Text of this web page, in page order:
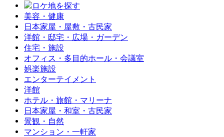
ロケ地を探す
美容・健康
日本家屋・屋敷・古民家
洋館・邸宅・広場・ガーデン
住宅・施設
オフィス・多目的ホール・会議室
娯楽施設
エンターテイメント
洋館
ホテル・旅館・マリーナ
日本家屋・和室・古民家
景観・自然
マンション・一軒家